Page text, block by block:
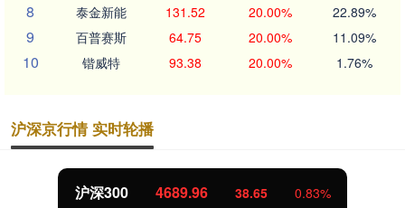
8 泰金新能 131.52 20.00% 22.89%
9 百普赛斯 64.75 20.00% 11.09%
10 锴威特 93.38 20.00% 1.76%
沪深京行情 实时轮播
沪深300 4689.96 38.65 0.83%